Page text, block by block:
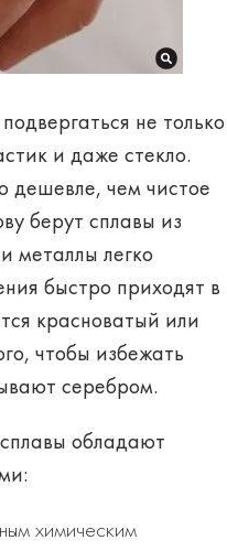
не только
и даже стекло.
дешевле, чем чистое
берут сплавы из
металлы легко
быстро приходят в
красноватый или
чтобы избежать
серебром.
обладают
химическим